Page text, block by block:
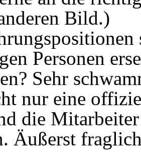
Bild.)
Personen
Sehr
nur eine
die
Äußerst